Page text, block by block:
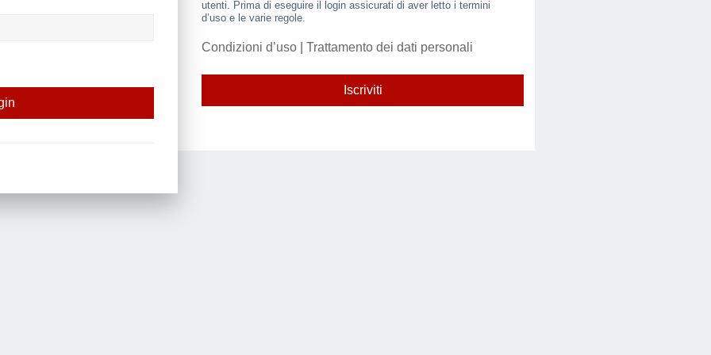
utenti. Prima di eseguire il login assicurati di aver letto i termini
d’uso e le varie regole.
Condizioni d’uso Trattamento dei dati personali
Iscriviti